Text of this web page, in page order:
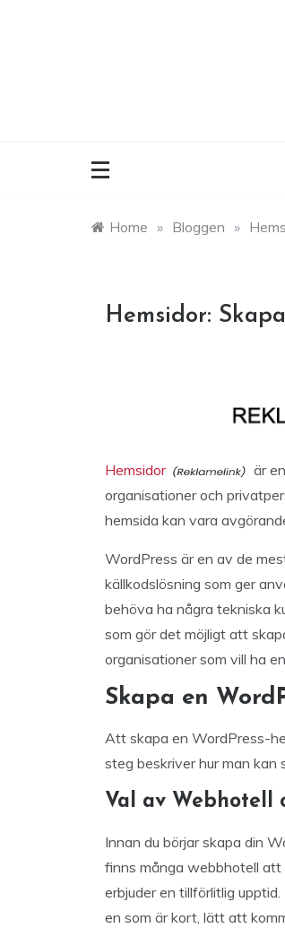
Home » Bloggen »
Hemsidor:
Hemsidor
är
organisationer och
hemsida kan vara
WordPress är en av de
källkodslösning som ger
behöva ha några tekniska
som gör det möjligt att
organisationer som vill ha
Skapa en
Att skapa en WordPress-
steg beskriver hur man kan
Val av Webhotell
Innan du börjar skapa din
finns många webbhotell att
erbjuder en tillförlitlig
en som är kort, lätt att